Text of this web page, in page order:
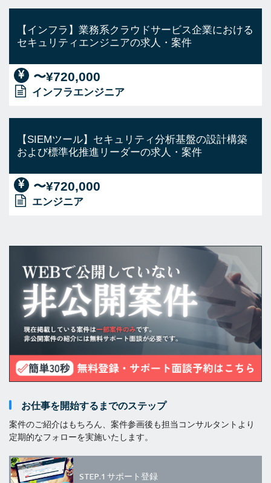
【インフラ】業務系クラウドサービス企業における
セキュリティエンジニアの求人・案件
〜¥720,000
インフラエンジニア
【SIEMツール】セキュリティ分析基盤の設計構築
および標準化推進リーダーの求人・案件
〜¥720,000
エンジニア
お仕事を開始するまでのステップ
案件のご紹介はもちろん、案件参画後も担当コンサルタントより
定期的なフォローを実施いたします。
STEP.1 サポート登録